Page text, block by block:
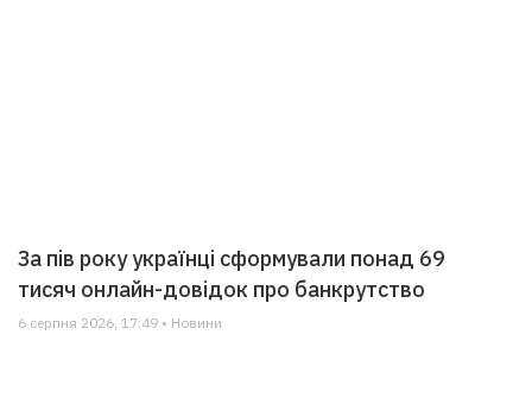
За пів року українці сформували понад 69
тисяч онлайн-довідок про банкрутство
6 серпня 2026, 17:49 • Новини